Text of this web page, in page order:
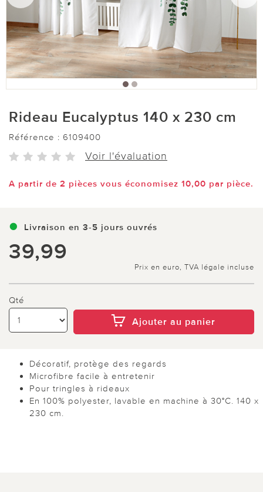
Rideau Eucalyptus 140 x 230 cm
Référence : 6109400
Voir l'évaluation
A partir de 2 pièces vous économisez 10,00 par pièce.
Livraison en 3-5 jours ouvrés
39,99
Prix en euro, TVA légale incluse
Qté
Ajouter au panier
Décoratif, protège des regards
Microfibre facile à entretenir
Pour tringles à rideaux
En 100% polyester, lavable en machine à 30°C. 140 x
230 cm.